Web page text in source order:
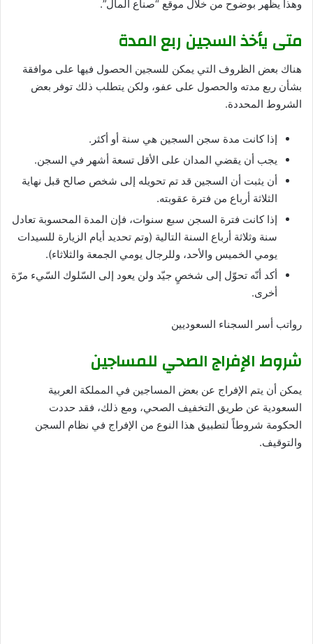
وهذا يظهر بوضوح من خلال موقع “صناع المال”.
متى يأخذ السجين ربع المدة
هناك بعض الظروف التي يمكن للسجين الحصول فيها على موافقة
بشأن ربع مدته والحصول على عفو، ولكن يتطلب ذلك توفر بعض
الشروط المحددة.
إذا كانت مدة سجن السجين هي سنة أو أكثر.
يجب أن يقضي المدان على الأقل تسعة أشهر في السجن.
أن يثبت أن السجين قد تم تحويله إلى شخص صالح قبل نهاية
الثلاثة أرباع من فترة عقوبته.
إذا كانت فترة السجن سبع سنوات، فإن المدة المحسوبة تعادل
سنة وثلاثة أرباع السنة التالية (وتم تحديد أيام الزيارة للسيدات
يومي الخميس والأحد، وللرجال يومي الجمعة والثلاثاء).
أكد أنّه تحوّل إلى شخصٍ جيّد ولن يعود إلى السّلوك السّيء مرّة
أخرى.
رواتب أسر السجناء السعوديين
شروط الإفراج الصحي للمساجين
يمكن أن يتم الإفراج عن بعض المساجين في المملكة العربية
السعودية عن طريق التخفيف الصحي، ومع ذلك، فقد حددت
الحكومة شروطاً لتطبيق هذا النوع من الإفراج في نظام السجن
والتوقيف.